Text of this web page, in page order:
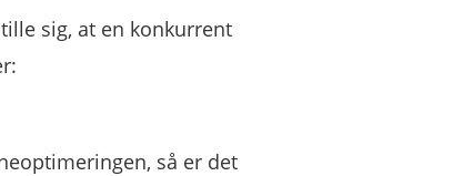
sig, at en konkurrent
så er det